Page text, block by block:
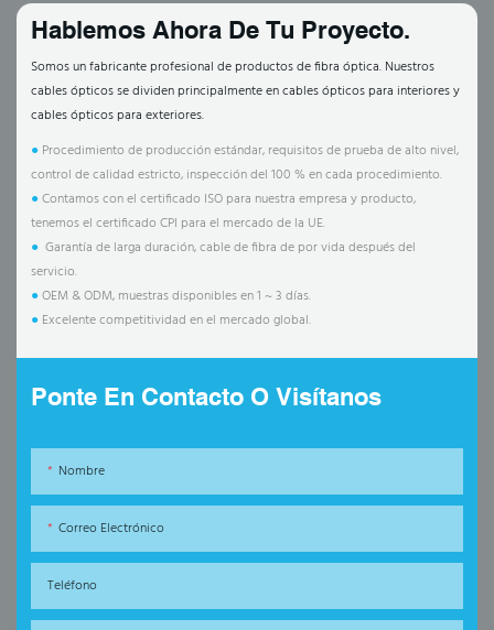
Hablemos Ahora De Tu Proyecto.
Somos un fabricante profesional de productos de fibra óptica. Nuestros
cables ópticos se dividen principalmente en cables ópticos para interiores y
cables ópticos para exteriores.
● Procedimiento de producción estándar, requisitos de prueba de alto nivel,
control de calidad estricto, inspección del 100 % en cada procedimiento.
●Contamos con el certificado ISO para nuestra empresa y producto,
tenemos el certificado CPI para el mercado de la UE.
● Garantía de larga duración, cable de fibra de por vida después del
servicio.
●OEM & ODM, muestras disponibles en 1 ~ 3 días.
● Excelente competitividad en el mercado global.
Ponte En Contacto O Visítanos
Nombre
Correo Electrónico
Teléfono